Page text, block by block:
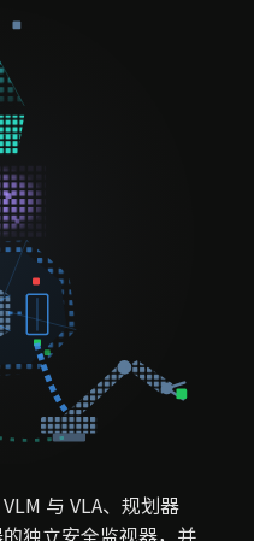
与 VLA、规划器